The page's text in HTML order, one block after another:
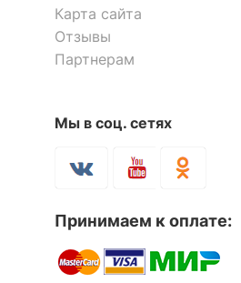
Карта сайта
Отзывы
Партнерам
Мы в соц. сетях
Принимаем к оплате: